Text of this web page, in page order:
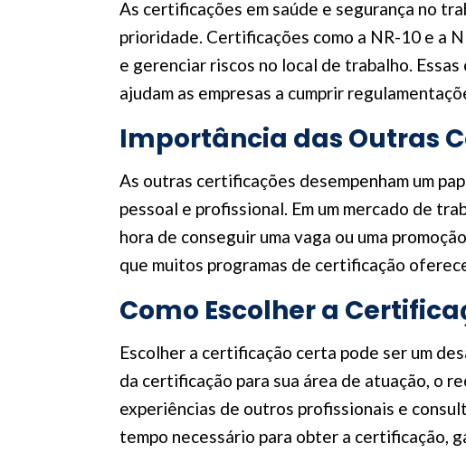
As certificações em saúde e segurança no
prioridade. Certificações como a NR-10 e a
e gerenciar riscos no local de trabalho.
ajudam as empresas a cumprir
Importância das Outras
As outras certificações desempenham um
pessoal e profissional. Em um mercado de
hora de conseguir uma vaga ou uma
que muitos programas de certificação
Como Escolher a
Escolher a certificação certa pode ser um
da certificação para sua área de atuação, o
experiências de outros profissionais e
tempo necessário para obter a certificação,